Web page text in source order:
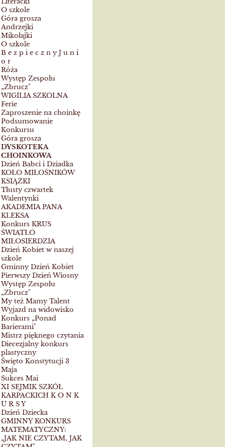
O szkole
Góra grosza
Andrzejki
Mikołajki
O szkole
B e z p i e c z n y J u n i
o r
Róża
Występ Zespołu
„Zbrucz"
WIGILIA SZKOLNA
Ferie
Zaproszenie na choinkę
Podsumowanie
Konkursu
Góra grosza
DYSKOTEKA
CHOINKOWA
Dzień Babci i Dziadka
KOŁO MIŁOŚNIKÓW
KSIĄŻKI
Tłusty czwartek
Walentynki
AKADEMIA PANA
KLEKSA
Konkurs KRUS
ŚWIATŁO
MIŁOSIERDZIA
Dzień Kobiet w naszej
szkole
Gminny Dzień Kobiet
Pierwszy Dzień Wiosny
Występ Zespołu
„Zbrucz"
My też Mamy Talent
Wyjazd na widowisko
Konkurs „Ponad
Barierami"
Mistrz pięknego czytania
Diecezjalny konkurs
plastyczny
Święto Konstytucji 3
Maja
Sukces Mai
XI SEJMIK SZKÓŁ
KARPACKICH K O N K
U R S Y
Dzień Dziecka
GMINNY KONKURS
MATEMATYCZNY:
„JAK NIE CZYTAM, JAK